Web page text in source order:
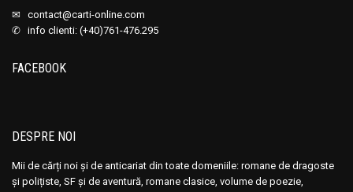
✉ contact@carti-online.com
✆ info clienti: (+40)761-476.295
FACEBOOK
DESPRE NOI
Mii de cărți noi și de anticariat din toate domeniile: romane de dragoste
și polițiste, SF și de aventură, romane clasice, volume de poezie,